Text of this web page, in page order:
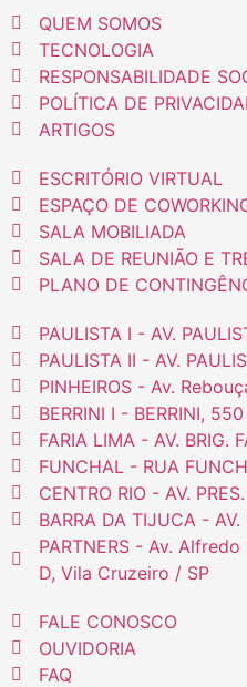
QUEM SOMOS
TECNOLOGIA
RESPONSABILIDADE
POLÍTICA DE
ARTIGOS
ESCRITÓRIO VIRTUAL
ESPAÇO DE
SALA MOBILIADA
SALA DE REUNIÃO E
PLANO DE
PAULISTA I - AV.
PAULISTA II - AV.
PINHEIROS - Av.
BERRINI I - BERRINI,
FARIA LIMA - AV. BRIG.
FUNCHAL - RUA
CENTRO RIO - AV.
BARRA DA TIJUCA -
PARTNERS - Av.
D, Vila Cruzeiro / SP
FALE CONOSCO
OUVIDORIA
FAQ